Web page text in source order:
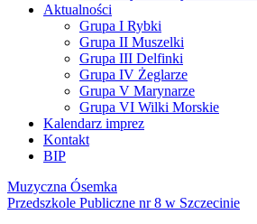
Aktualności
Grupa I Rybki
Grupa II Muszelki
Grupa III Delfinki
Grupa IV Żeglarze
Grupa V Marynarze
Grupa VI Wilki Morskie
Kalendarz imprez
Kontakt
BIP
Muzyczna Ósemka
Przedszkole Publiczne nr 8 w Szczecinie